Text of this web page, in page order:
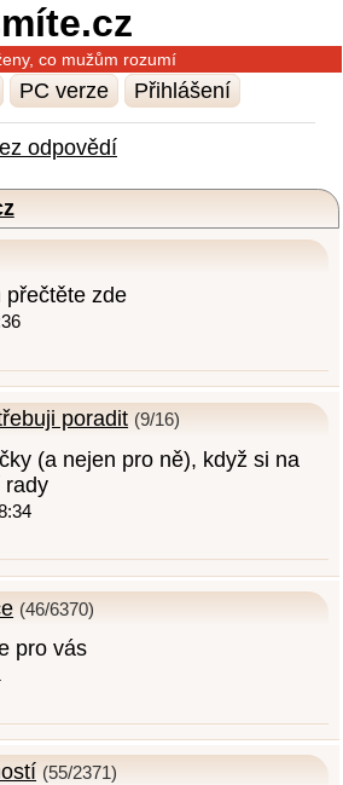
co mužům rozumí
PC verze Přihlášení
odpovědí
přečtěte zde
poradit (9/16)
(a nejen pro ně), když si na
rady
(46/6370)
pro vás
(55/2371)